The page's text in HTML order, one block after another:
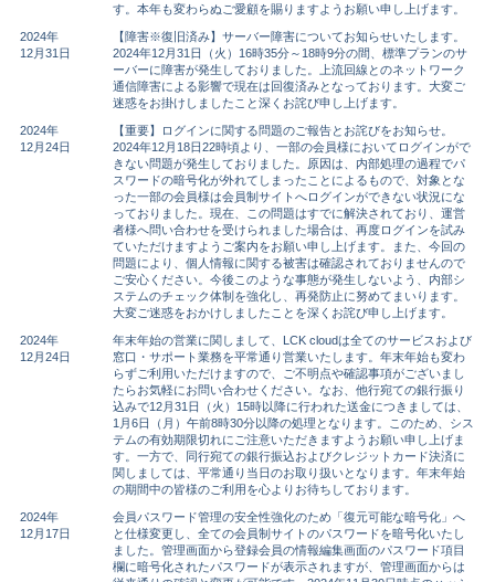
す。本年も変わらぬご愛顧を賜りますようお願い申し上げます。
2024年
12月31日
【障害※復旧済み】サーバー障害についてお知らせいたします。
2024年12月31日（火）16時35分～18時9分の間、標準プランのサ
ーバーに障害が発生しておりました。上流回線とのネットワーク
通信障害による影響で現在は回復済みとなっております。大変ご
迷惑をお掛けしましたこと深くお詫び申し上げます。
2024年
12月24日
【重要】ログインに関する問題のご報告とお詫びをお知らせ。
2024年12月18日22時頃より、一部の会員様においてログインがで
きない問題が発生しておりました。原因は、内部処理の過程でパ
スワードの暗号化が外れてしまったことによるもので、対象とな
った一部の会員様は会員制サイトへログインができない状況にな
っておりました。現在、この問題はすでに解決されており、運営
者様へ問い合わせを受けられました場合は、再度ログインを試み
ていただけますようご案内をお願い申し上げます。また、今回の
問題により、個人情報に関する被害は確認されておりませんので
ご安心ください。今後このような事態が発生しないよう、内部シ
ステムのチェック体制を強化し、再発防止に努めてまいります。
大変ご迷惑をおかけしましたことを深くお詫び申し上げます。
2024年
12月24日
年末年始の営業に関しまして、LCK cloudは全てのサービスおよび
窓口・サポート業務を平常通り営業いたします。年末年始も変わ
らずご利用いただけますので、ご不明点や確認事項がございまし
たらお気軽にお問い合わせください。なお、他行宛ての銀行振り
込みで12月31日（火）15時以降に行われた送金につきましては、
1月6日（月）午前8時30分以降の処理となります。このため、シス
テムの有効期限切れにご注意いただきますようお願い申し上げま
す。一方で、同行宛ての銀行振込およびクレジットカード決済に
関しましては、平常通り当日のお取り扱いとなります。年末年始
の期間中の皆様のご利用を心よりお待ちしております。
2024年
12月17日
会員パスワード管理の安全性強化のため「復元可能な暗号化」へ
と仕様変更し、全ての会員制サイトのパスワードを暗号化いたし
ました。管理画面から登録会員の情報編集画面のパスワード項目
欄に暗号化されたパスワードが表示されますが、管理画面からは